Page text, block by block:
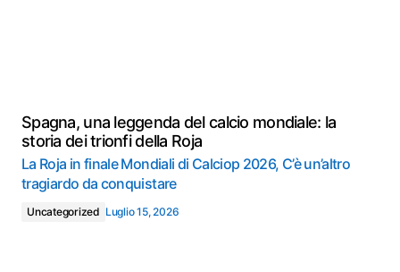
Spagna, una leggenda del calcio mondiale: la
storia dei trionfi della Roja
La Roja in finale Mondiali di Calciop 2026, C’è un’altro
tragiardo da conquistare
Uncategorized Luglio 15, 2026